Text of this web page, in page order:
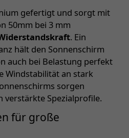
gefertigt und sorgt mit
50mm bei 3 mm
. Ein
hält den Sonnenschirm
auch bei Belastung perfekt
Windstabilität an stark
sorgen
verstärkte Spezialprofile.
für große